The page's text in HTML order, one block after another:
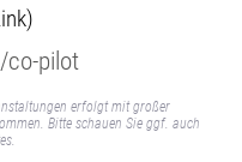
co-pilot
erfolgt mit großer
Bitte schauen Sie ggf. auch